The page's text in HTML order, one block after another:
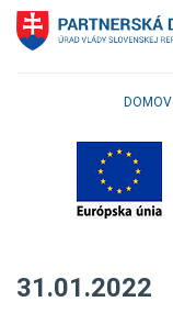
Klávesové
skratky
Skočiť
menu
DOMOV
31.01.2022